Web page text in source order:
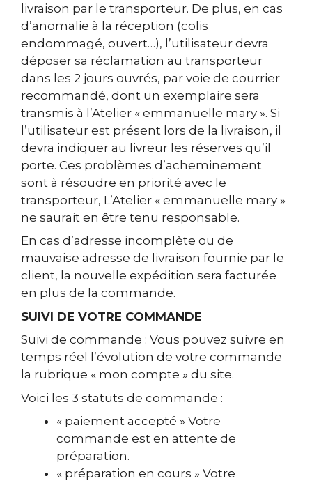
livraison par le transporteur. De plus, en cas
d’anomalie à la réception (colis
endommagé, ouvert…), l’utilisateur devra
déposer sa réclamation au transporteur
dans les 2 jours ouvrés, par voie de courrier
recommandé, dont un exemplaire sera
transmis à l’Atelier « emmanuelle mary ». Si
l’utilisateur est présent lors de la livraison, il
devra indiquer au livreur les réserves qu’il
porte. Ces problèmes d’acheminement
sont à résoudre en priorité avec le
transporteur, L’Atelier « emmanuelle mary »
ne saurait en être tenu responsable.
En cas d’adresse incomplète ou de
mauvaise adresse de livraison fournie par le
client, la nouvelle expédition sera facturée
en plus de la commande.
SUIVI DE VOTRE COMMANDE
Suivi de commande : Vous pouvez suivre en
temps réel l’évolution de votre commande
la rubrique « mon compte » du site.
Voici les 3 statuts de commande :
« paiement accepté » Votre
commande est en attente de
préparation.
« préparation en cours » Votre